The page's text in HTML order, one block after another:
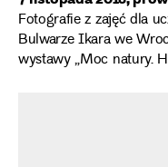
Fotografie z zajęć dla
Bulwarze Ikara we
wystawy „Moc natury.